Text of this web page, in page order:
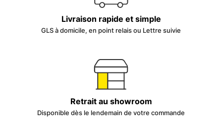
Livraison rapide et simple
GLS à domicile, en point relais ou Lettre suivie
Retrait au showroom
Disponible dès le lendemain de votre commande